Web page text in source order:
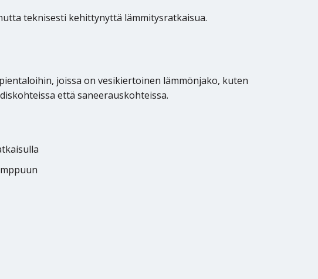
teknisesti kehittynyttä lämmitysratkaisua.
joissa on vesikiertoinen lämmönjako, kuten
että saneerauskohteissa.